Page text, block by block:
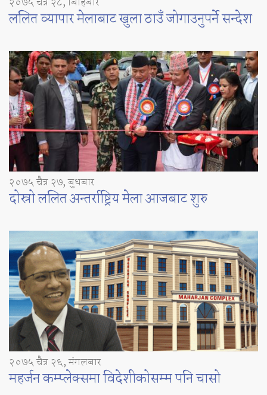
ललित व्यापार मेलाबाट खुला ठाउँ जोगाउनुपर्ने सन्देश
२०७५ चैत्र २७, बुधबार
दोस्रो ललित अन्तर्राष्ट्रिय मेला आजबाट शुरु
२०७५ चैत्र २६, मंगलबार
महर्जन कम्प्लेक्समा विदेशीकोसम्म पनि चासो